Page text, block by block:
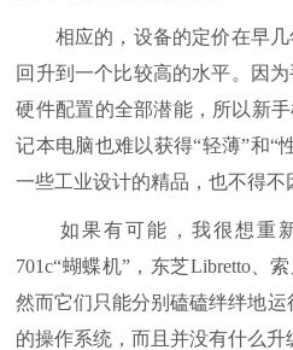
相应的，设备的定价在早几
回升到一个比较高的水平。因
硬件配置的全部潜能，所以新
记本电脑也难以获得“轻薄”和“
一些工业设计的精品，也不得不
如果有可能，我很想重新
701c“蝴蝶机”，东芝Libretto、
然而它们只能分别磕磕绊绊地运
的操作系统，而且并没有什么升